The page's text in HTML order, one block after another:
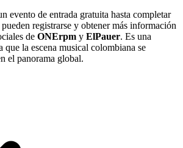
evento de entrada gratuita hasta completar
registrarse y obtener más información
de ONErpm y ElPauer. Es una
que la escena musical colombiana se
el panorama global.